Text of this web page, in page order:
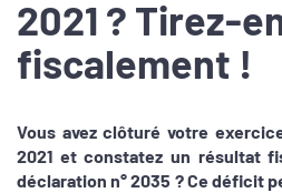
2021 ? Tirez-
fiscalement !
Vous avez clôturé votre
2021 et constatez un résultat
déclaration n° 2035 ? Ce déficit